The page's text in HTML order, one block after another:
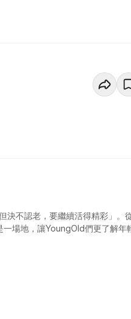
決不認老，要繼續活得精彩」。
場地，讓YoungOld們更了解年